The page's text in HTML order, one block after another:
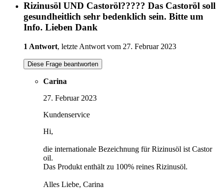
Rizinusöl UND Castoröl????? Das Castoröl soll
gesundheitlich sehr bedenklich sein. Bitte um
Info. Lieben Dank
1 Antwort, letzte Antwort vom 27. Februar 2023
Diese Frage beantworten
Carina
27. Februar 2023
Kundenservice
Hi,
die internationale Bezeichnung für Rizinusöl ist Castor
oil.
Das Produkt enthält zu 100% reines Rizinusöl.
Alles Liebe, Carina